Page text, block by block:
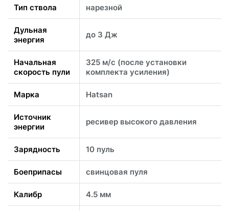
Тип ствола нарезной
Дульная
энергия
до 3 Дж
Начальная
скорость пули
325 м/с (после установки
комплекта усиления)
Марка Hatsan
Источник
энергии
ресивер высокого давления
Зарядность 10 пуль
Боеприпасы свинцовая пуля
Калибр 4.5 мм